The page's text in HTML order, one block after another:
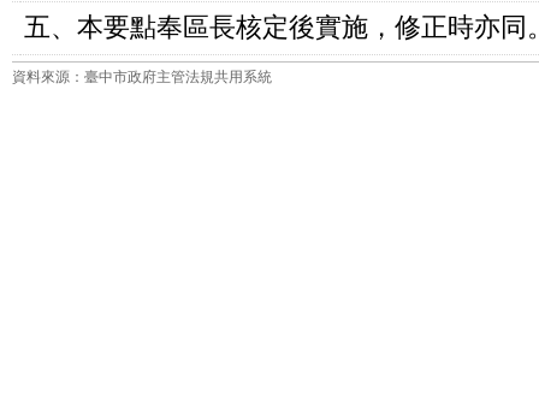
五、本要點奉區長核定後實施，修正時亦同
資料來源：臺中市政府主管法規共用系統